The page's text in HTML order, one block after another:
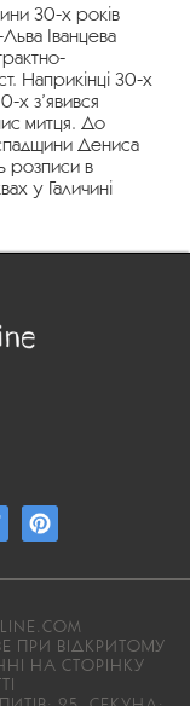
30-х років
Іванцева
Наприкінці 30-х
х з’явився
митця. До
Дениса
розписи в
у Галичині
ПРИ ВІДКРИТОМУ
НА СТОРІНКУ